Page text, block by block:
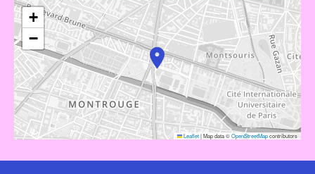
+
−
Leaflet|Map data ©OpenStreetMapcontributors